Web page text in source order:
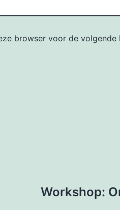
browser voor de volgende
Workshop: